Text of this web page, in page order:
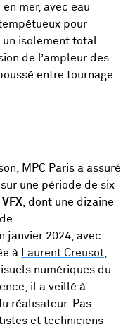
mer, avec eau
pour
isolement total.
de l’ampleur des
entre tournage
MPC Paris a assuré
une période de six
, dont une dizaine
janvier 2024, avec
à
Laurent Creusot
numériques du
il a veillé à
réalisateur. Pas
et techniciens